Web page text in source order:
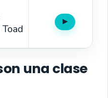
▶Oír
una clase